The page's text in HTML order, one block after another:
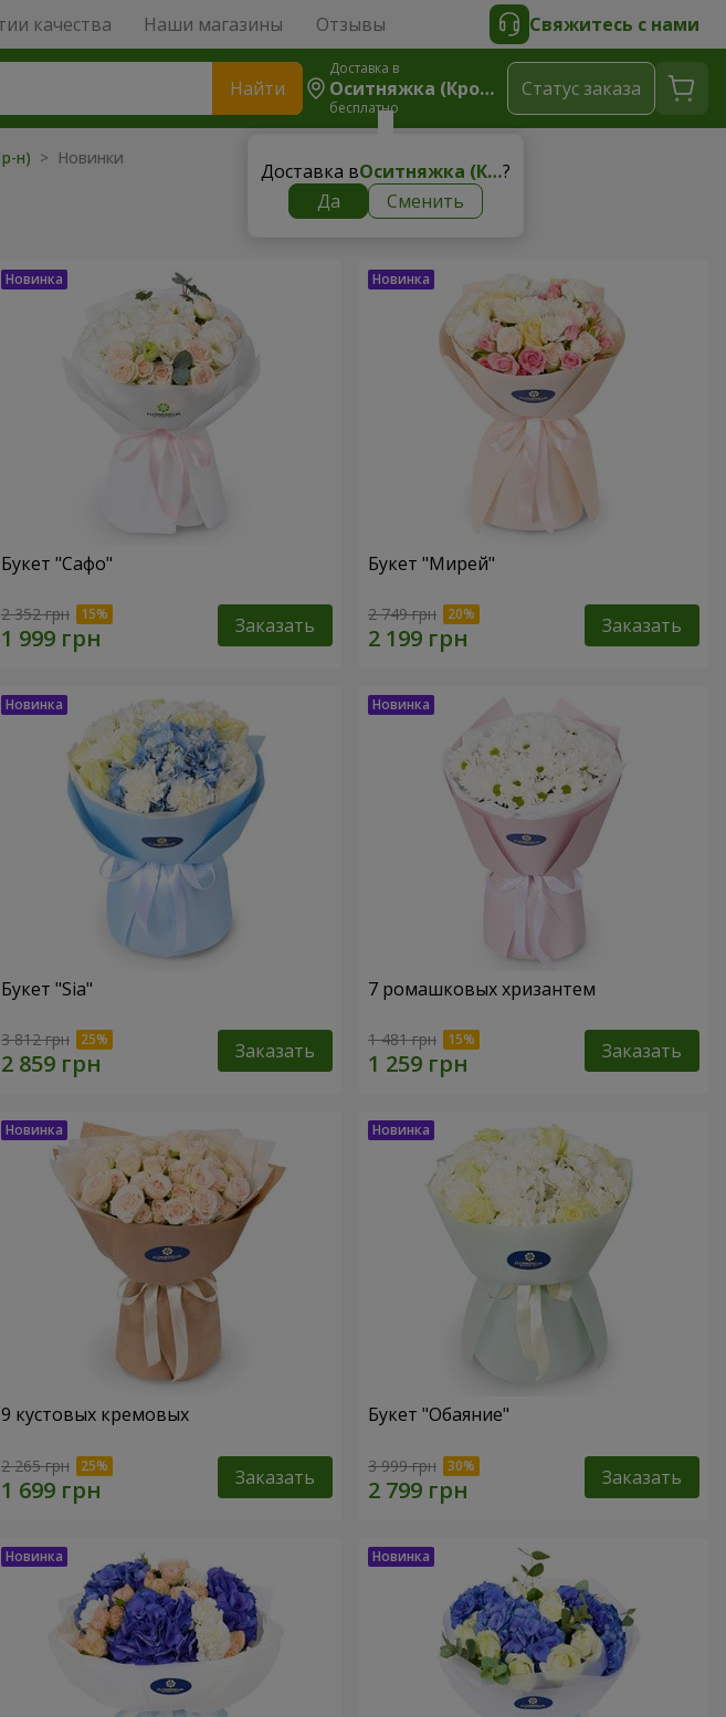
качества Наши магазины Отзывы Свяжитесь с нами
Найти
Доставка в
Оситняжка (Кропивницкий Р-Н)
бесплатно
Доставка в Оситняжка (Кропивницкий р-н)?
Да
Сменить
Cтатус заказа
н) > Новинки
Букет "Сафо"
2 352 грн Заказать
Букет "Мирей"
2 749 грн Заказать
Букет "Sia"
3 812 грн Заказать
7 ромашковых хризантем
1 481 грн Заказать
9 кустовых кремовых
2 265 грн Заказать
Букет "Обаяние"
3 999 грн Заказать